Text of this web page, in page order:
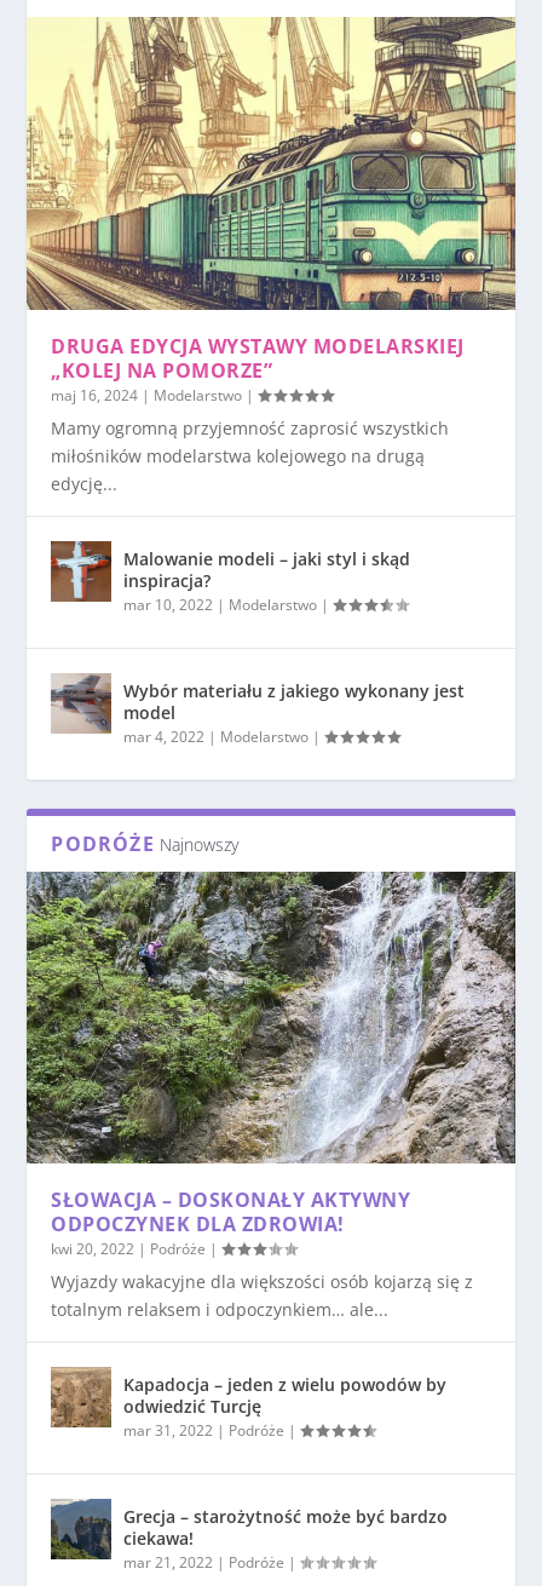
DRUGA EDYCJA WYSTAWY MODELARSKIEJ
„KOLEJ NA POMORZE”
maj 16, 2024 | Modelarstwo |
Mamy ogromną przyjemność zaprosić wszystkich
miłośników modelarstwa kolejowego na drugą
edycję...
Malowanie modeli – jaki styl i skąd
inspiracja?
mar 10, 2022 | Modelarstwo |
Wybór materiału z jakiego wykonany jest
model
mar 4, 2022 | Modelarstwo |
PODRÓŻE Najnowszy
SŁOWACJA – DOSKONAŁY AKTYWNY
ODPOCZYNEK DLA ZDROWIA!
kwi 20, 2022 | Podróże |
Wyjazdy wakacyjne dla większości osób kojarzą się z
totalnym relaksem i odpoczynkiem… ale...
Kapadocja – jeden z wielu powodów by
odwiedzić Turcję
mar 31, 2022 | Podróże |
Grecja – starożytność może być bardzo
ciekawa!
mar 21, 2022 | Podróże |